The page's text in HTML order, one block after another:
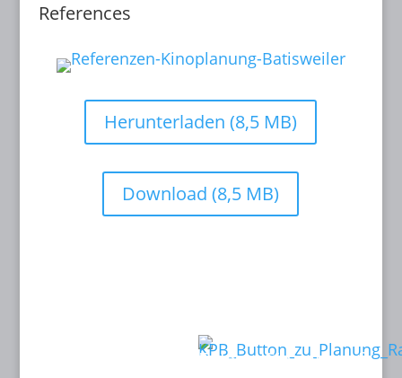
References
Herunterladen (8,5 MB)
Download (8,5 MB)
Folgen Sie mir auf: